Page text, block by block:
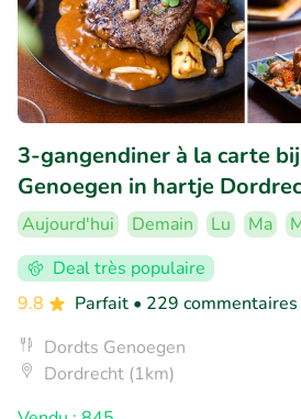
3-gangendiner à la carte
Genoegen in hartje
Aujourd'hui Demain Lu Ma
Deal très populaire
9.8
Parfait • 229 commentaires
Dordts Genoegen
Dordrecht (1km)